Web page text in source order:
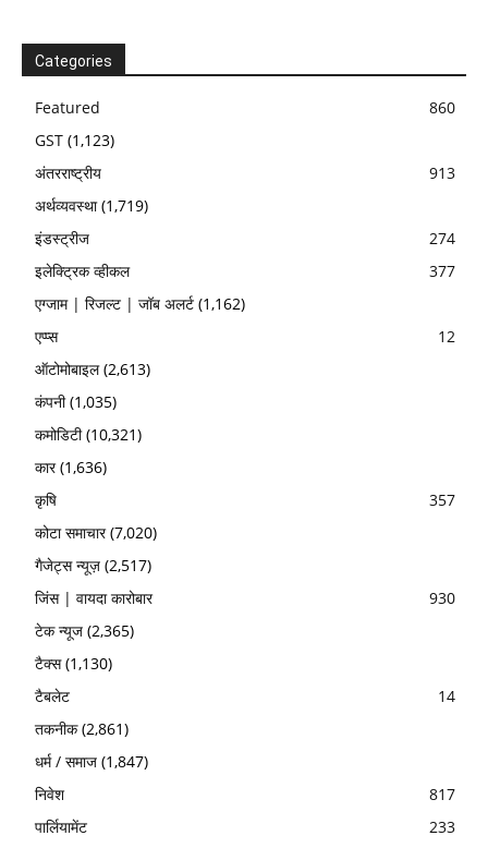
Categories
Featured
860
GST (1,123)
अंतरराष्ट्रीय
913
अर्थव्यवस्था(1,719)
इंडस्ट्रीज
274
इलेक्ट्रिक व्हीकल
377
एग्जाम | रिजल्ट | जॉब अलर्ट (1,162)
एप्प्स
12
ऑटोमोबाइल(2,613)
कंपनी(1,035)
कमोडिटी(10,321)
कार(1,636)
कृषि
357
कोटा समाचार(7,020)
गैजेट्स न्यूज़ (2,517)
जिंस | वायदा कारोबार
930
टेक न्यूज (2,365)
टैक्स(1,130)
टैबलेट
14
तकनीक(2,861)
धर्म / समाज (1,847)
निवेश
817
पार्लियामेंट
233